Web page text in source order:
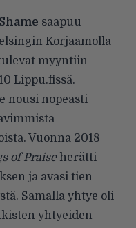
Shame saapuu
Korjaamolla
myyntiin
Lippu.fissä.
nousi nopeasti
Vuonna 2018
of Praiseherätti
ja avasi tien
Samalla yhtye oli
yhtyeiden